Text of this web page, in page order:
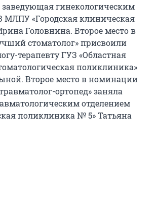
гинекологическим
МЛПУ «Городская клиническая
Головнина. Второе место в
стоматолог» присвоили
терапевту ГУЗ «Областная
поликлиника»
Второе место в номинации
ортопед» заняла
отделением
поликлиника № 5» Татьяна